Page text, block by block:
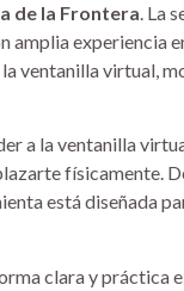
de la Frontera. La
amplia experiencia
ventanilla virtual,
a la ventanilla
físicamente.
está diseñada
clara y práctica